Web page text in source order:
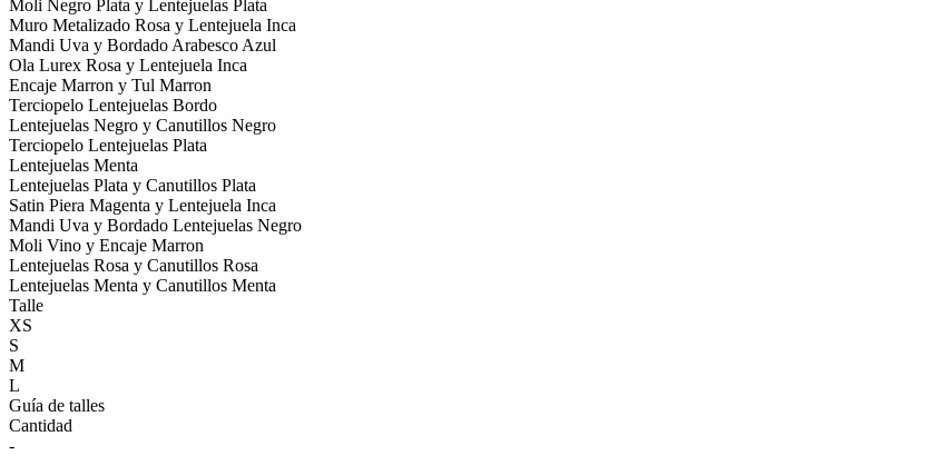
Moli Negro Plata y Lentejuelas Plata
Muro Metalizado Rosa y Lentejuela Inca
Mandi Uva y Bordado Arabesco Azul
Ola Lurex Rosa y Lentejuela Inca
Encaje Marron y Tul Marron
Terciopelo Lentejuelas Bordo
Lentejuelas Negro y Canutillos Negro
Terciopelo Lentejuelas Plata
Lentejuelas Menta
Lentejuelas Plata y Canutillos Plata
Satin Piera Magenta y Lentejuela Inca
Mandi Uva y Bordado Lentejuelas Negro
Moli Vino y Encaje Marron
Lentejuelas Rosa y Canutillos Rosa
Lentejuelas Menta y Canutillos Menta
Talle
XS
S
M
L
Guía de talles
Cantidad
-